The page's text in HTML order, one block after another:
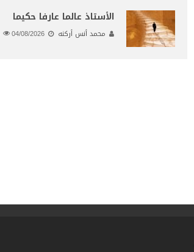
الأستاذ عالما عارفا حكيما
محمد أنس أركنه 04/08/2026